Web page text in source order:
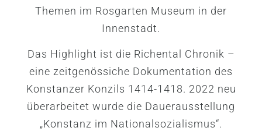
Themen im Rosgarten Museum in der
Innenstadt.
Das Highlight ist die Richental Chronik –
eine zeitgenössiche Dokumentation des
Konstanzer Konzils 1414-1418. 2022 neu
überarbeitet wurde die Dauerausstellung
„Konstanz im Nationalsozialismus“.